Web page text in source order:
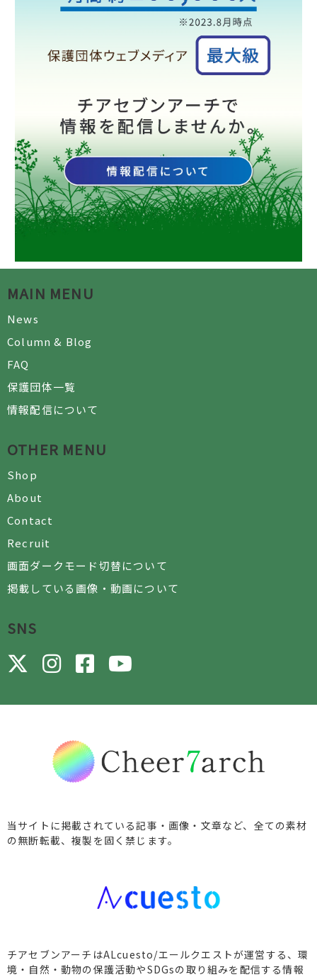
MAIN MENU
News
Column & Blog
FAQ
保護団体一覧
情報配信について
OTHER MENU
Shop
About
Contact
Recruit
画面ダークモード切替について
掲載している画像・動画について
SNS
当サイトに掲載されている記事・画像・文章など、全ての素材
の無断転載、複製を固く禁じます。
チアセブンアーチはALcuesto/エールクエストが運営する、環
境・自然・動物の保護活動やSDGsの取り組みを配信する情報